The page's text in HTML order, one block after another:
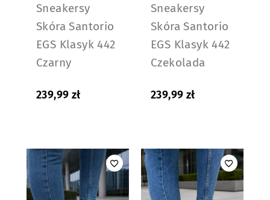
Sneakersy
Skóra Santorio
EGS Klasyk 442
Czarny
239,99 zł
Sneakersy
Skóra Santorio
EGS Klasyk 442
Czekolada
239,99 zł